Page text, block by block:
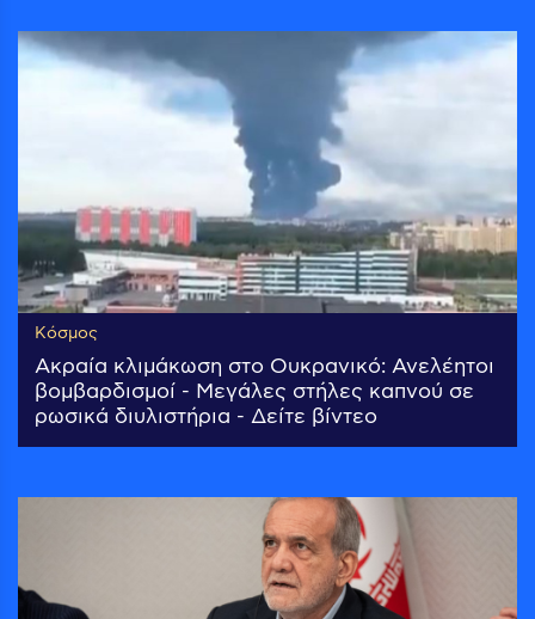
Κόσμος
Ακραία κλιμάκωση στο Ουκρανικό: Ανελέητοι
βομβαρδισμοί - Μεγάλες στήλες καπνού σε
ρωσικά διυλιστήρια - Δείτε βίντεο